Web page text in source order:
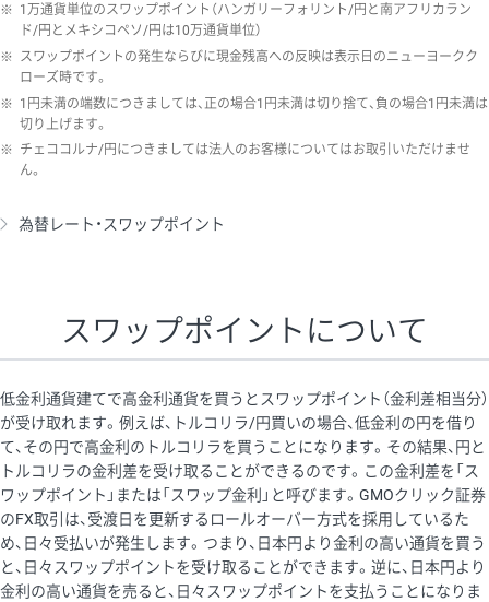
※ 1万通貨単位のスワップポイント（ハンガリーフォリント/円と南アフリカラン
ド/円とメキシコペソ/円は10万通貨単位）
※ スワップポイントの発生ならびに現金残高への反映は表示日のニューヨークク
ローズ時です。
※ 1円未満の端数につきましては、正の場合1円未満は切り捨て、負の場合1円未満は
切り上げます。
※ チェココルナ/円につきましては法人のお客様についてはお取引いただけませ
ん。
為替レート・スワップポイント
スワップポイントについて
低金利通貨建てで高金利通貨を買うとスワップポイント（金利差相当分）
が受け取れます。例えば、トルコリラ/円買いの場合、低金利の円を借り
て、その円で高金利のトルコリラを買うことになります。その結果、円と
トルコリラの金利差を受け取ることができるのです。この金利差を「ス
ワップポイント」または「スワップ金利」と呼びます。GMOクリック証券
のFX取引は、受渡日を更新するロールオーバー方式を採用しているた
め、日々受払いが発生します。つまり、日本円より金利の高い通貨を買う
と、日々スワップポイントを受け取ることができます。逆に、日本円より
金利の高い通貨を売ると、日々スワップポイントを支払うことになりま